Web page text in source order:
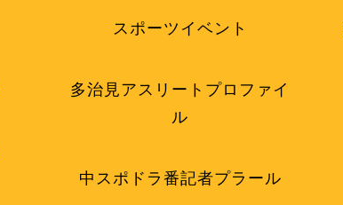
スポーツイベント
多治見アスリートプロファイ
ル
中スポドラ番記者プラール